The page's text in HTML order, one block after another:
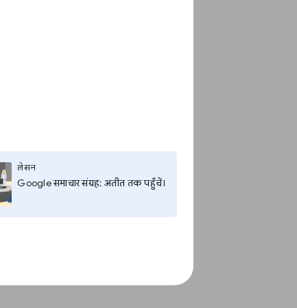
लेसन
Google समाचार संग्रह: अतीत तक पहुँचें।